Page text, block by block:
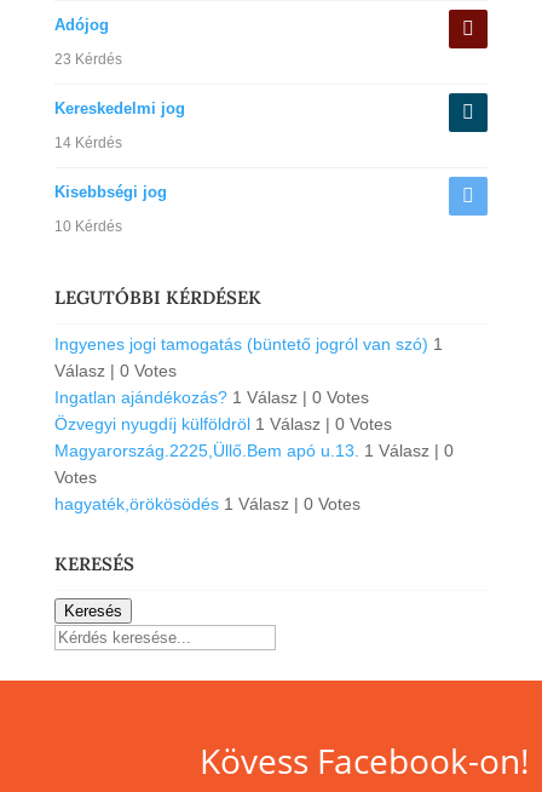
Adójog
23 Kérdés
Kereskedelmi jog
14 Kérdés
Kisebbségi jog
10 Kérdés
LEGUTÓBBI KÉRDÉSEK
Ingyenes jogi tamogatás (büntető jogról van szó) 1
Válasz | 0 Votes
Ingatlan ajándékozás? 1 Válasz | 0 Votes
Özvegyi nyugdíj külföldröl 1 Válasz | 0 Votes
Magyarország.2225,Üllő.Bem apó u.13.
1 Válasz | 0
Votes
hagyaték,örökösödés 1 Válasz | 0 Votes
KERESÉS
Keresés
Kövess Facebook-on!